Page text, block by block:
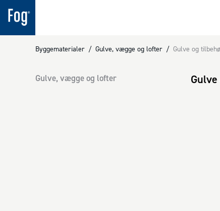
Byggematerialer / Gulve, vægge og lofter / Gulve og
Gulve, vægge og lofter